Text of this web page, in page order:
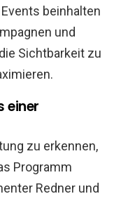
beinhalten
und
Sichtbarkeit zu
einer
zu erkennen,
Programm
Redner und